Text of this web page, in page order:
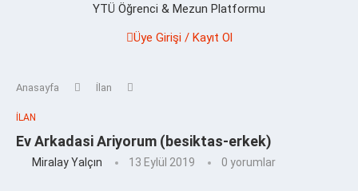
YTÜ Öğrenci & Mezun Platformu
Üye Girişi / Kayıt Ol
Anasayfa İlan
İLAN
Ev Arkadasi Ariyorum (besiktas-erkek)
Miralay Yalçın 13 Eylül 2019 0 yorumlar